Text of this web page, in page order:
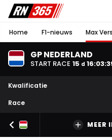
Home F1-nieuws Max
GP NEDERLAND
START RACE 15 d 16:03:
Kwalificatie
Race
MEER